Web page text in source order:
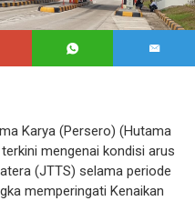
Karya (Persero) (Hutama
mengenai kondisi arus
(JTTS) selama periode
memperingati Kenaikan